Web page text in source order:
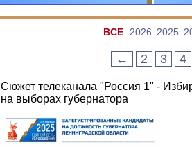
ВCE 2026 2025
← 2 3 4
Сюжет телеканала "Россия 1" -
на выборах губернатора